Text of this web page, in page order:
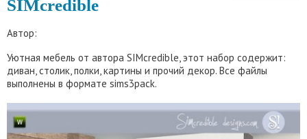
SIMcredible
Автор:
Уютная мебель от автора SIMcredible, этот набор содержит:
диван, столик, полки, картины и прочий декор. Все файлы
выполнены в формате sims3pack.